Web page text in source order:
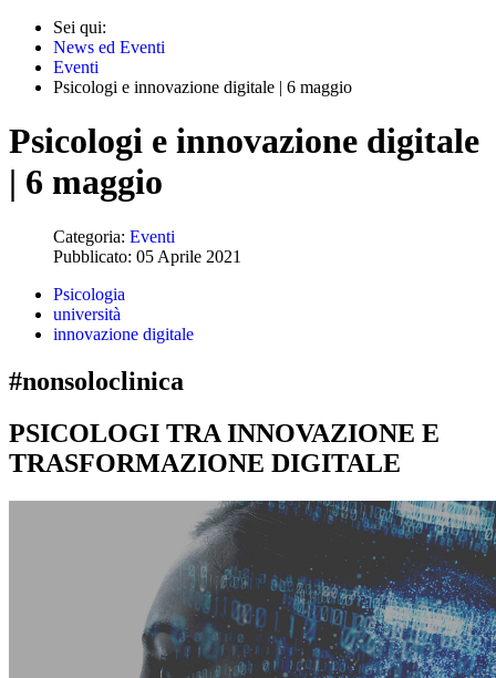
Sei qui:
News ed Eventi
Eventi
Psicologi e innovazione digitale | 6 maggio
Psicologi e innovazione digitale
| 6 maggio
Categoria: Eventi
Pubblicato: 05 Aprile 2021
Psicologia
università
innovazione digitale
#nonsoloclinica
PSICOLOGI TRA INNOVAZIONE E
TRASFORMAZIONE DIGITALE